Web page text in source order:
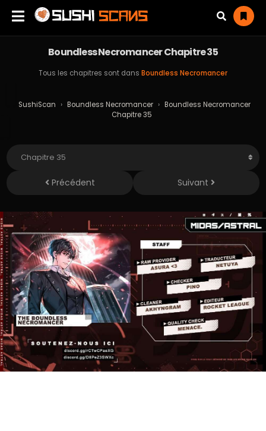
Boundless Necromancer Chapitre 35
Tous les chapitres sont dans Boundless Necromancer
SushiScan › Boundless Necromancer › Boundless Necromancer
Chapitre 35
Précédent Suivant